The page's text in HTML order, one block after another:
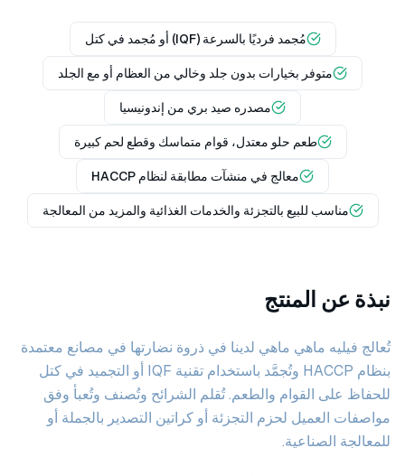
مُجمد فرديًا بالسرعة (IQF) أو مُجمد في كتل
متوفر بخيارات بدون جلد وخالي من العظام أو مع الجلد
مصدره صيد بري من إندونيسيا
طعم حلو معتدل، قوام متماسك وقطع لحم كبيرة
معالج في منشآت مطابقة لنظام HACCP
مناسب للبيع بالتجزئة والخدمات الغذائية والمزيد من المعالجة
نبذة عن المنتج
تُعالج فيليه ماهي ماهي لدينا في ذروة نضارتها في مصانع معتمدة
بنظام HACCP وتُجمَّد باستخدام تقنية IQF أو التجميد في كتل
للحفاظ على القوام والطعم. تُقلم الشرائح وتُصنف وتُعبأ وفق
مواصفات العميل لحزم التجزئة أو كراتين التصدير بالجملة أو
للمعالجة الصناعية.